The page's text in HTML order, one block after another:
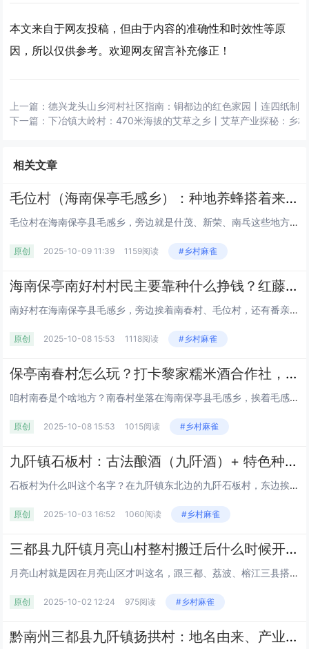
本文来自于网友投稿，但由于内容的准确性和时效性等原
因，所以仅供参考。欢迎网友留言补充修正！
上一篇：德兴龙头山乡河村社区指南：铜都边的红色家园丨连四纸制
下一篇：下冶镇大岭村：470米海拔的艾草之乡丨艾草产业探秘：乡
相关文章
毛位村（海南保亭毛感乡）：种地养蜂搭着来，周边呀诺达、千龙洞好逛，生活便利有快递站
毛位村在海南保亭县毛感乡，旁边就是什茂、新荣、南乓这些地方，贺茂岭的树长得密，把村子围在里头。全村大概八百来号人，分在...
原创 2025-10-09 11:39 1159阅读 #乡村麻雀
海南保亭南好村村民主要靠种什么挣钱？红藤和益智种了多少亩？作为国家森林乡村，生态环境到底怎么样？
南好村在海南保亭县毛感乡，旁边挨着南春村、毛位村，还有番亲、赛龙村这几个地方，村委会到乡政府差不多 9 公里路。全村有...
原创 2025-10-08 15:53 1118阅读 #乡村麻雀
保亭南春村怎么玩？打卡黎家糯米酒合作社，近仙龙洞 / 槟榔谷还能吃保亭特产丨住民宿、吃长桌宴丨海南
咱村南春是个啥地方？南春村坐落在海南保亭县毛感乡，挨着毛感村、南好村，周边有番奋、番慢这些村落，青前岭就在附近。这里天蓝...
原创 2025-10-08 15:53 1015阅读 #乡村麻雀
九阡镇石板村：古法酿酒（九阡酒）+ 特色种植，水族村寨的经济与民生现状丨红色旅游丨三都县丨黔南丨贵州
石板村为什么叫这个名字？在九阡镇东北边的九阡石板村，东边挨着本镇的甲才村，南边跟荔波县佳荣镇搭界，西边连姑偿村，北边靠母...
原创 2025-10-03 16:52 1060阅读 #乡村麻雀
三都县九阡镇月亮山村整村搬迁后什么时候开始叫 “月亮山村”？鸡煮菜稀饭是当地家常味吗？丨九阡酒和九阡李的产量及销量如何？丨黔南丨贵州
月亮山村就是因在月亮山区才叫这名，跟三都、荔波、榕江三县搭界，村委会在板甲小学，管着板甲、甲才等 16 个寨子，563...
原创 2025-10-02 12:24 975阅读 #乡村麻雀
黔南州三都县九阡镇扬拱村：地名由来、产业民生及旅游特产全解析丨大角辣种植丨贵州